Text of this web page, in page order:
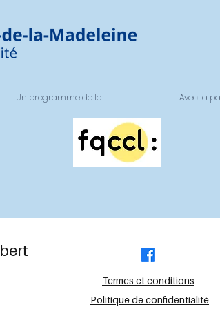
Un programme de la : Avec la
Politique de confidentialité
Termes et conditions